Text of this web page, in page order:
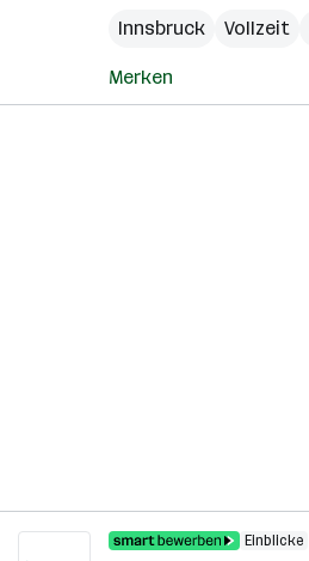
Innsbruck
Vollzeit
Merken
Einblicke